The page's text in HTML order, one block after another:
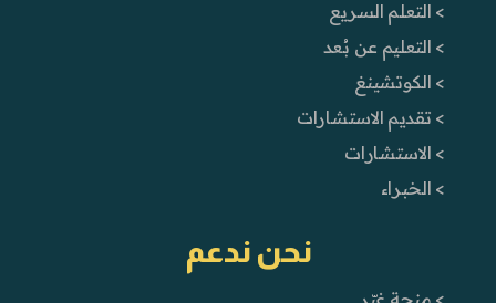
> التعلم السريع
> التعليم عن بُعد
> الكوتشينغ
> تقديم الاستشارات
> الاستشارات
> الخبراء
نحن ندعم
> منحة غيّر